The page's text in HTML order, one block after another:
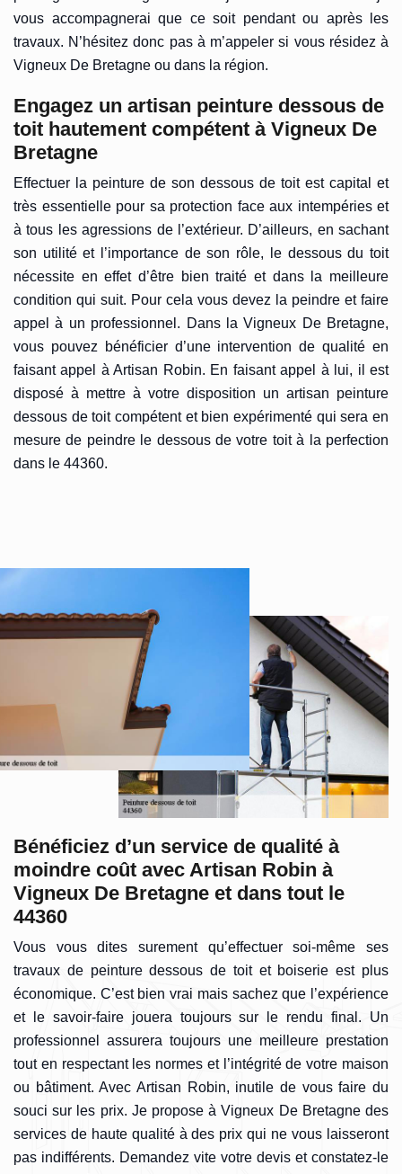
vous accompagnerai que ce soit pendant ou après les
travaux. N’hésitez donc pas à m’appeler si vous résidez à
Vigneux De Bretagne ou dans la région.
Engagez un artisan peinture dessous de
toit hautement compétent à Vigneux De
Bretagne
Effectuer la peinture de son dessous de toit est capital et
très essentielle pour sa protection face aux intempéries et
à tous les agressions de l’extérieur. D’ailleurs, en sachant
son utilité et l’importance de son rôle, le dessous du toit
nécessite en effet d’être bien traité et dans la meilleure
condition qui suit. Pour cela vous devez la peindre et faire
appel à un professionnel. Dans la Vigneux De Bretagne,
vous pouvez bénéficier d’une intervention de qualité en
faisant appel à Artisan Robin. En faisant appel à lui, il est
disposé à mettre à votre disposition un artisan peinture
dessous de toit compétent et bien expérimenté qui sera en
mesure de peindre le dessous de votre toit à la perfection
dans le 44360.
Bénéficiez d’un service de qualité à
moindre coût avec Artisan Robin à
Vigneux De Bretagne et dans tout le
44360
Vous vous dites surement qu’effectuer soi-même ses
travaux de peinture dessous de toit et boiserie est plus
économique. C’est bien vrai mais sachez que l’expérience
et le savoir-faire jouera toujours sur le rendu final. Un
professionnel assurera toujours une meilleure prestation
tout en respectant les normes et l’intégrité de votre maison
ou bâtiment. Avec Artisan Robin, inutile de vous faire du
souci sur les prix. Je propose à Vigneux De Bretagne des
services de haute qualité à des prix qui ne vous laisseront
pas indifférents. Demandez vite votre devis et constatez-le